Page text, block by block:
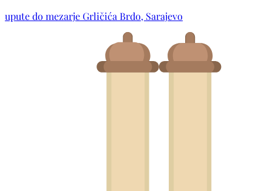
upute do mezarje Grličića Brdo, Sarajevo